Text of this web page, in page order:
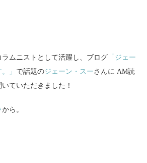
ムニストとして活躍し、ブログ 「ジェー
」 で話題のジェーン・スーさんに AM読
ていただきました！
から。